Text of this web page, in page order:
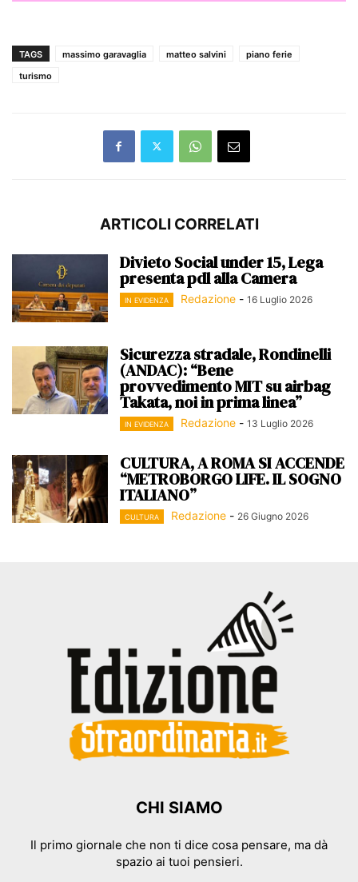
TAGS massimo garavaglia matteo salvini
piano ferie
turismo
ARTICOLI CORRELATI
Divieto Social under 15, Lega
presenta pdl alla Camera
IN EVIDENZA Redazione - 16 Luglio 2026
Sicurezza stradale, Rondinelli
(ANDAC): “Bene
provvedimento MIT su airbag
Takata, noi in prima linea”
IN EVIDENZA Redazione - 13 Luglio 2026
CULTURA, A ROMA SI ACCENDE
“METROBORGO LIFE. IL SOGNO
ITALIANO”
CULTURA Redazione - 26 Giugno 2026
CHI SIAMO
Il primo giornale che non ti dice cosa pensare, ma dà
spazio ai tuoi pensieri.